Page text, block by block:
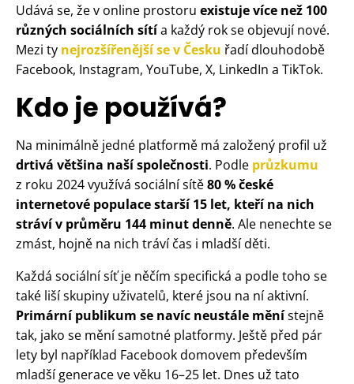
Udává se, že v online prostoru existuje více než 100
různých sociálních sítía každý rok se objevují nové.
Mezi ty nejrozšířenější se v Česku řadí dlouhodobě
Facebook, Instagram, YouTube, X, LinkedIn a TikTok.
Kdo je používá?
Na minimálně jedné platformě má založený profil už
drtivá většina naší společnosti. Podle průzkumu
z roku 2024 využívá sociální sítě80 % české
internetové populace starší 15 let, kteří na nich
stráví v průměru 144 minut denně. Ale nenechte se
zmást, hojně na nich tráví čas i mladší děti.
Každá sociální síť je něčím specifická a podle toho se
také liší skupiny uživatelů, které jsou na ní aktivní.
Primární publikum se navíc neustále měnístejně
tak, jako se mění samotné platformy. Ještě před pár
lety byl například Facebook domovem především
mladší generace ve věku 16–25 let. Dnes už tato